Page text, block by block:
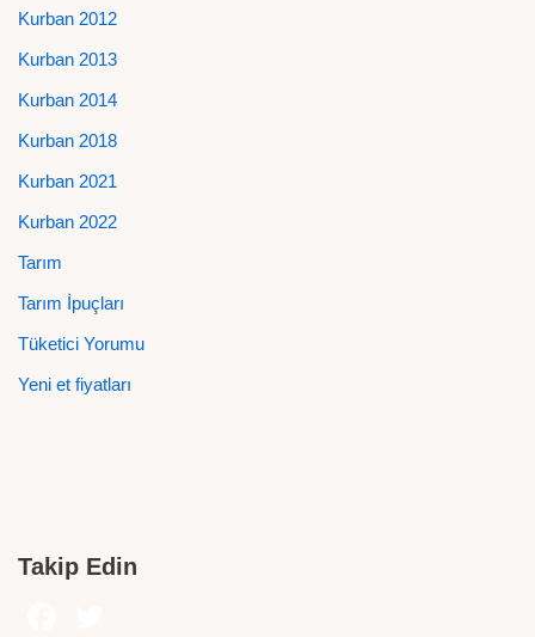
Kurban 2012
Kurban 2013
Kurban 2014
Kurban 2018
Kurban 2021
Kurban 2022
Tarım
Tarım İpuçları
Tüketici Yorumu
Yeni et fiyatları
Takip Edin